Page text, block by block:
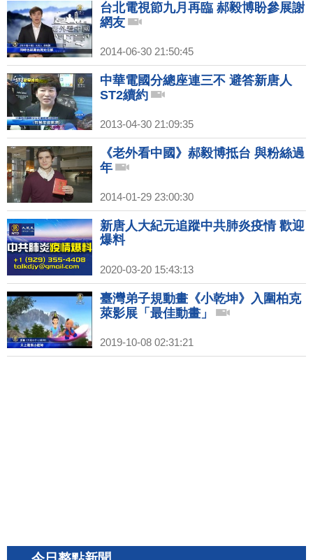
台北電視節九月再臨 郝毅博盼參展謝
網友
2014-06-30 21:50:45
中華電國分總座連三不 避答新唐人
ST2續約
2013-04-30 21:09:35
《老外看中國》郝毅博抵台 與粉絲過
年
2014-01-29 23:00:30
新唐人大紀元追蹤中共肺炎疫情 歡迎
爆料
2020-03-20 15:43:13
臺灣弟子規動畫《小乾坤》入圍柏克
萊影展「最佳動畫」
2019-10-08 02:31:21